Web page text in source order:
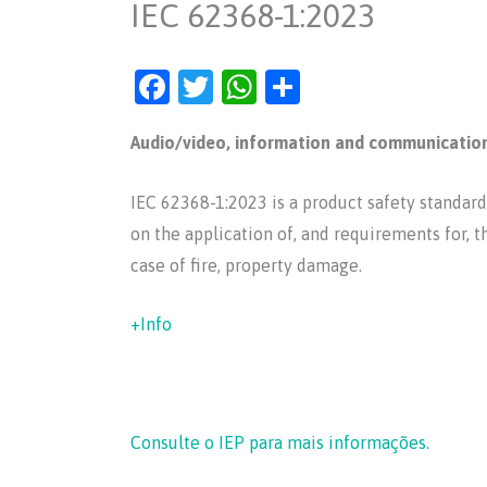
IEC 62368-1:2023
F
c
e
b
o
k
T
itt
er
W
at
s
A
p
ar
e
Audio/video, information and
IEC 62368-1:2023 is a product safety
on the application of, and requirements for,
case of fire, property damage.
+Info
Consulte o IEP para mais informações.